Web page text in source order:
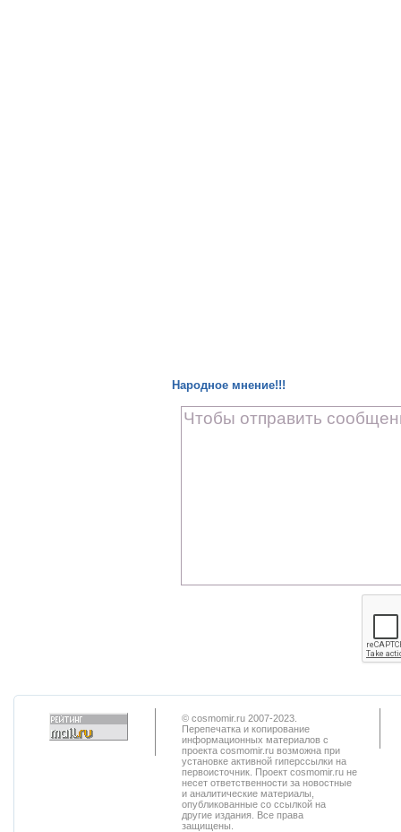
Народное мнение!!!
© cosmomir.ru 2007-2023.
Перепечатка и копирование
информационных материалов с
проекта cosmomir.ru возможна при
установке активной гиперссылки на
первоисточник. Проект cosmomir.ru не
несет ответственности за новостные
и аналитические материалы,
опубликованные со ссылкой на
другие издания. Все права
защищены.